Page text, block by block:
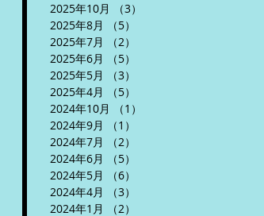
2025年10月
（3）
2025年8月
（5）
2025年7月
（2）
2025年6月
（5）
2025年5月
（3）
2025年4月
（5）
2024年10月
（1）
2024年9月
（1）
2024年7月
（2）
2024年6月
（5）
2024年5月
（6）
2024年4月
（3）
2024年1月
（2）